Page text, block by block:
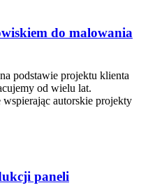
do malowania
podstawie projektu klienta
od wielu lat.
autorskie projekty
paneli